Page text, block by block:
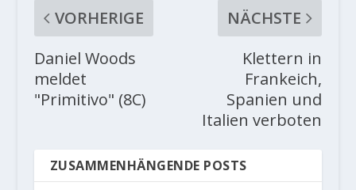
VORHERIGE
Daniel Woods
meldet
"Primitivo" (8C)
NÄCHSTE
Klettern in
Frankeich,
Spanien und
Italien verboten
ZUSAMMENHÄNGENDE POSTS